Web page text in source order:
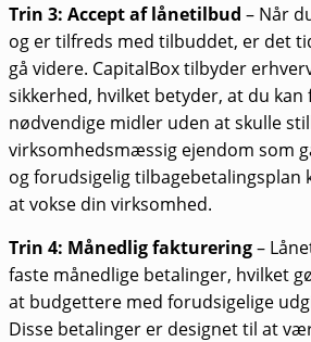
Trin 3: Accept af lånetilbud – Når
og er tilfreds med tilbuddet, er det
gå videre. CapitalBox tilbyder
sikkerhed, hvilket betyder, at du kan
nødvendige midler uden at skulle
virksomhedsmæssig ejendom som
og forudsigelig tilbagebetalingsplan
at vokse din virksomhed.
Trin 4: Månedlig fakturering–
faste månedlige betalinger, hvilket
at budgettere med forudsigelige
Disse betalinger er designet til at